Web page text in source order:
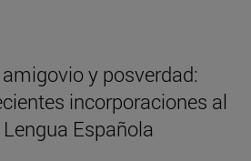
y posverdad:
incorporaciones al
Española